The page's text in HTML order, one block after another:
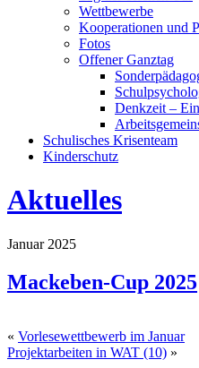
Wettbewerbe
Kooperationen und
Fotos
Offener Ganztag
Denkzeit –
Schulisches Krisenteam
Kinderschutz
Aktuelles
Januar 2025
Mackeben-Cup 2025
« Vorlesewettbewerb im Januar
Projektarbeiten in WAT (10) »